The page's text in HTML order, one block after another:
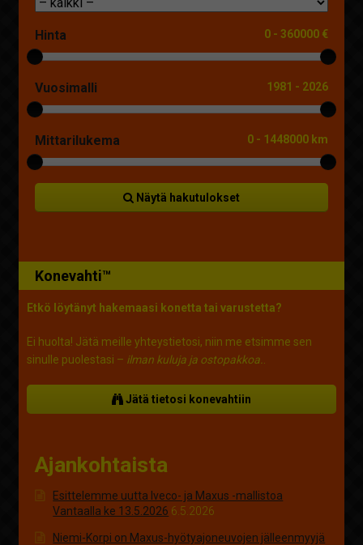
0 -360000 €
Hinta
1981 - 2026
Vuosimalli
0 - 1448000 km
Mittarilukema
Näytä hakutulokset
Konevahti™
Etkö löytänyt hakemaasi konetta tai varustetta?
Ei huolta! Jätä meille yhteystietosi, niin me etsimme sen
sinulle puolestasi – ilman kuluja ja ostopakkoa.
Jätä tietosi konevahtiin
Ajankohtaista
Esittelemme uutta Iveco- ja Maxus -mallistoa
Vantaalla ke 13.5.2026 6.5.2026
Niemi-Korpi on Maxus-hyötyajoneuvojen jälleenmyyjä